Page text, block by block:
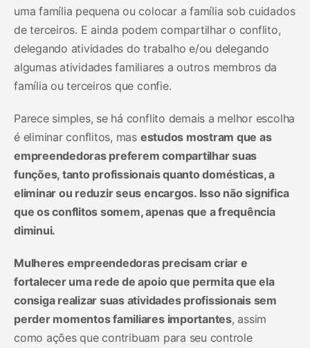
uma família pequena ou colocar a família sob cuidados
de terceiros. E ainda podem compartilhar o conflito,
delegando atividades do trabalho e/ou delegando
algumas atividades familiares a outros membros da
família ou terceiros que confie.
Parece simples, se há conflito demais a melhor escolha
é eliminar conflitos, mas estudos mostram que as
empreendedoras preferem compartilhar suas
funções, tanto profissionais quanto domésticas, a
eliminar ou reduzir seus encargos. Isso não significa
que os conflitos somem, apenas que a frequência
diminui.
Mulheres empreendedoras precisam criar e
fortalecer uma rede de apoio que permita que ela
consiga realizar suas atividades profissionais sem
perder momentos familiares importantes, assim
como ações que contribuam para seu controle